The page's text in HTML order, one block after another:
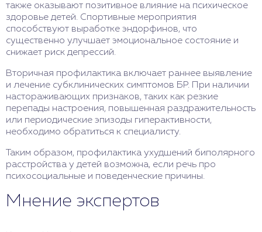
также оказывают позитивное влияние на психическое
здоровье детей. Спортивные мероприятия
способствуют выработке эндорфинов, что
существенно улучшает эмоциональное состояние и
снижает риск депрессий.
Вторичная профилактика включает раннее выявление
и лечение субклинических симптомов БР. При наличии
настораживающих признаков, таких как резкие
перепады настроения, повышенная раздражительность
или периодические эпизоды гиперактивности,
необходимо обратиться к специалисту.
Таким образом, профилактика ухудшений биполярного
расстройства у детей возможна, если речь про
психосоциальные и поведенческие причины.
Мнение экспертов